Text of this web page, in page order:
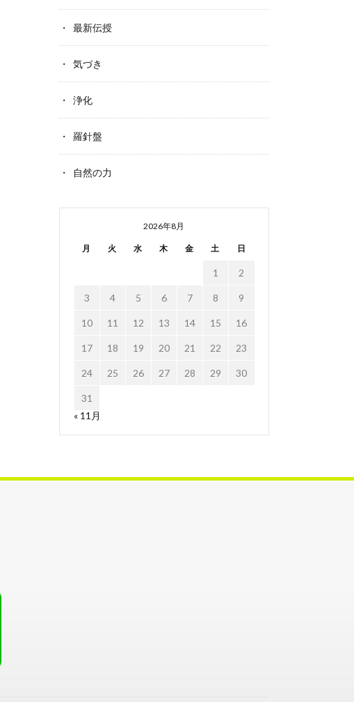
最新伝授
気づき
浄化
羅針盤
自然の力
2026年8月
月 火 水 木 金 土 日
1 2
3 4 5 6 7 8 9
10 11 12 13 14 15 16
17 18 19 20 21 22 23
24 25 26 27 28 29 30
31
« 11月